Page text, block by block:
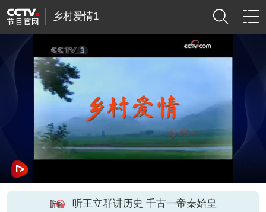
乡村爱情1
听王立群讲历史 千古一帝秦始皇